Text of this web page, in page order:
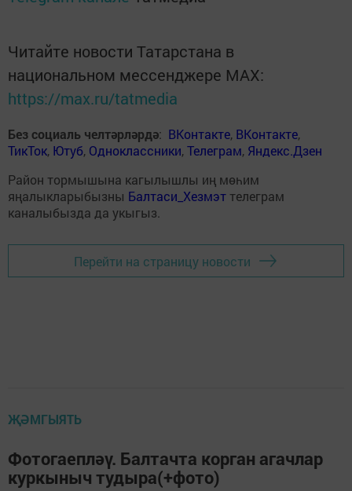
Читайте новости Татарстана в
национальном мессенджере MАХ:
https://max.ru/tatmedia
Без социаль челтәрләрдә: ВКонтакте, ВКонтакте,
ТикТок, Ютуб, Одноклассники,Телеграм, Яндекс.Дзен
Район тормышына кагылышлы иң мөһим
яңалыкларыбызны Балтаси_Хезмэт телеграм
каналыбызда да укыгыз.
Перейти на страницу новости
ҖӘМГЫЯТЬ
Фотогаепләү. Балтачта корган агачлар
куркыныч тудыра(+фото)